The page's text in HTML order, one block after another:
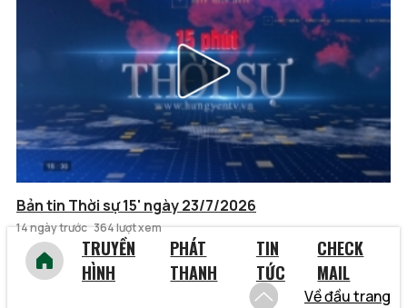
Bản tin Thời sự 15' ngày 23/7/2026
14 ngày trước 364 lượt xem
TRUYỀN
HÌNH
PHÁT
THANH
TIN
TỨC
CHECK
MAIL
Về đầu trang